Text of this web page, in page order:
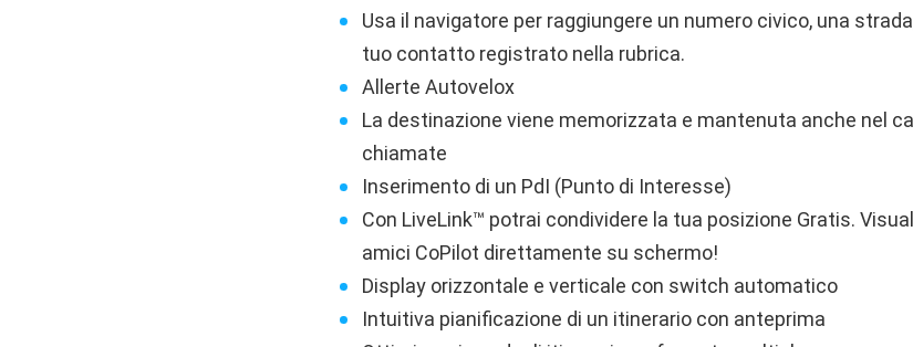
Usa il navigatore per raggiungere un numero civico, una
tuo contatto registrato nella rubrica.
Allerte Autovelox
La destinazione viene memorizzata e mantenuta anche nel
chiamate
Inserimento di un PdI (Punto di Interesse)
Con LiveLink™ potrai condividere la tua posizione Gratis.
amici CoPilot direttamente su schermo!
Display orizzontale e verticale con switch automatico
Intuitiva pianificazione di un itinerario con anteprima